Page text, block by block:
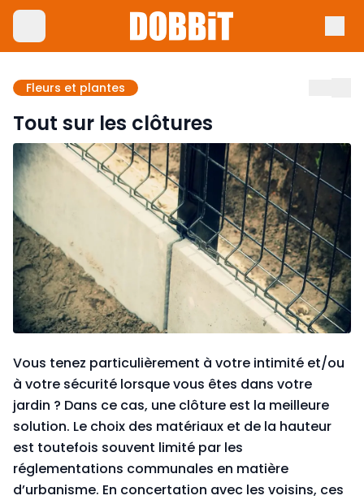
Fleurs et plantes
Tout sur les clôtures
Vous tenez particulièrement à votre intimité et/ou
à votre sécurité lorsque vous êtes dans votre
jardin ? Dans ce cas, une clôture est la meilleure
solution. Le choix des matériaux et de la hauteur
est toutefois souvent limité par les
réglementations communales en matière
d’urbanisme. En concertation avec les voisins, ces